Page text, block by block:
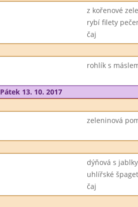
z kořenové
rybí filety
čaj
rohlík s
Pátek 13. 10. 2017
zeleninová
dýňová s jablky
uhlířské
čaj